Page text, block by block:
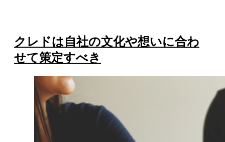
クレドは自社の文化や想いに合わ
せて策定すべき